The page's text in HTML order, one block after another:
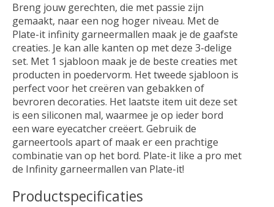
Breng jouw gerechten, die met passie zijn
gemaakt, naar een nog hoger niveau. Met de
Plate-it infinity garneermallen maak je de gaafste
creaties. Je kan alle kanten op met deze 3-delige
set. Met 1 sjabloon maak je de beste creaties met
producten in poedervorm. Het tweede sjabloon is
perfect voor het creëren van gebakken of
bevroren decoraties. Het laatste item uit deze set
is een siliconen mal, waarmee je op ieder bord
een ware eyecatcher creëert. Gebruik de
garneertools apart of maak er een prachtige
combinatie van op het bord. Plate-it like a pro met
de Infinity garneermallen van Plate-it!
Productspecificaties